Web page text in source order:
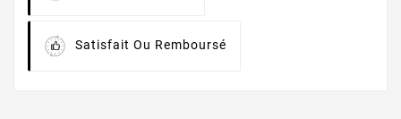
Satisfait Ou Remboursé